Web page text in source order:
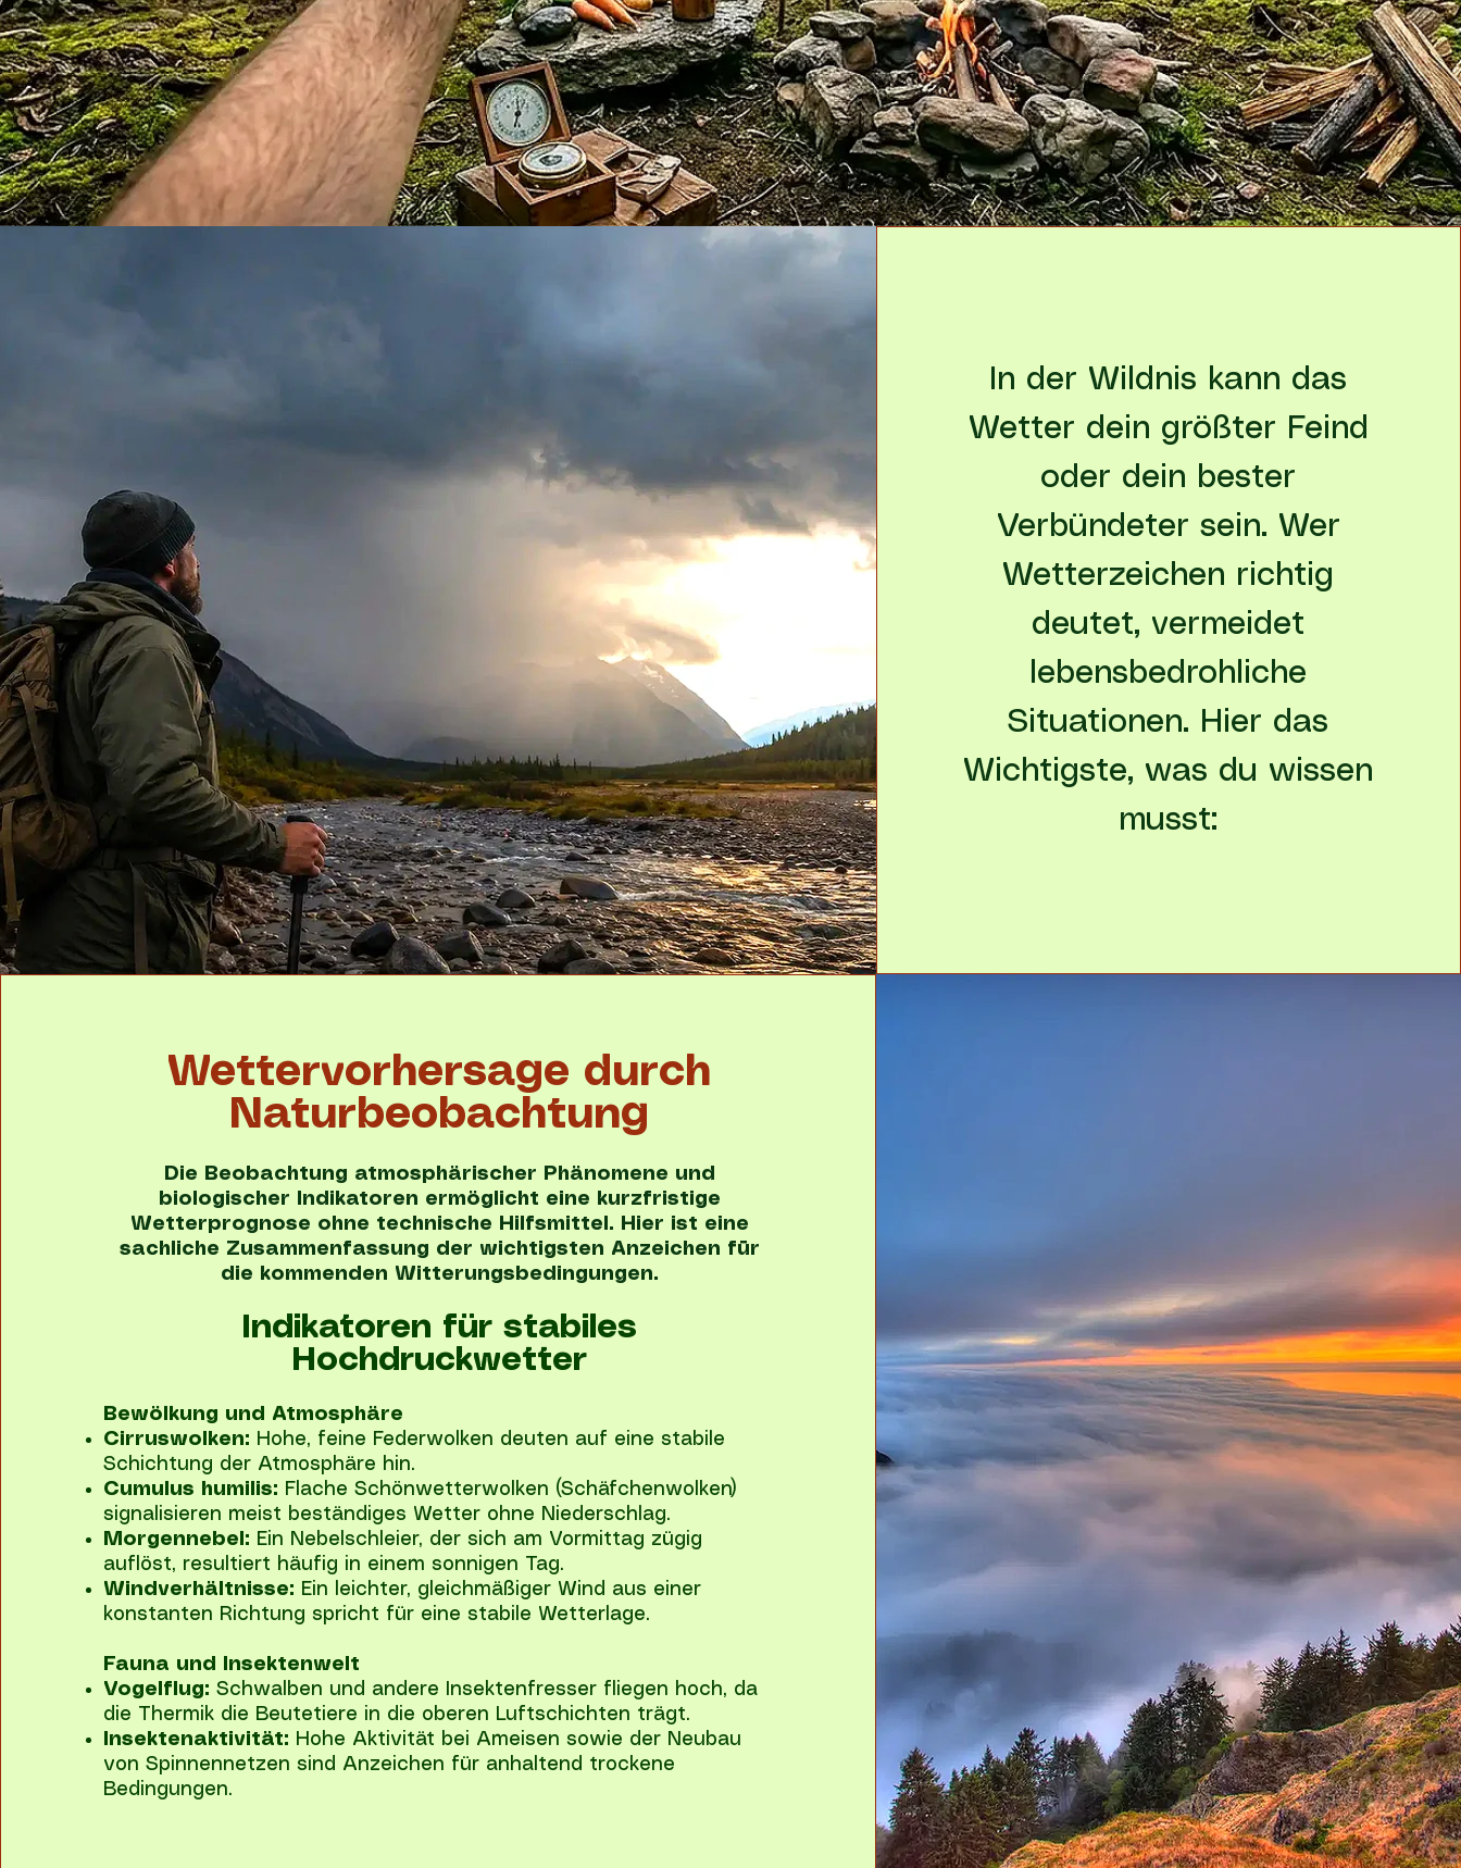
In der Wildnis kann das
Wetter dein größter Feind
oder dein bester
Verbündeter sein. Wer
Wetterzeichen richtig
deutet, vermeidet
lebensbedrohliche
Situationen. Hier das
Wichtigste, was du wissen
musst:
Wettervorhersage durch
Naturbeobachtung
Die Beobachtung atmosphärischer Phänomene und
biologischer Indikatoren ermöglicht eine kurzfristige
Wetterprognose ohne technische Hilfsmittel. Hier ist eine
sachliche Zusammenfassung der wichtigsten Anzeichen für
die kommenden Witterungsbedingungen.
Indikatoren für stabiles
Hochdruckwetter
Bewölkung und Atmosphäre
Cirruswolken: Hohe, feine Federwolken deuten auf eine stabile
Schichtung der Atmosphäre hin.
Cumulus humilis: Flache Schönwetterwolken (Schäfchenwolken)
signalisieren meist beständiges Wetter ohne Niederschlag.
Morgennebel: Ein Nebelschleier, der sich am Vormittag zügig
auflöst, resultiert häufig in einem sonnigen Tag.
Windverhältnisse: Ein leichter, gleichmäßiger Wind aus einer
konstanten Richtung spricht für eine stabile Wetterlage.
Fauna und Insektenwelt
Vogelflug: Schwalben und andere Insektenfresser fliegen hoch, da
die Thermik die Beutetiere in die oberen Luftschichten trägt.
Insektenaktivität: Hohe Aktivität bei Ameisen sowie der Neubau
von Spinnennetzen sind Anzeichen für anhaltend trockene
Bedingungen.